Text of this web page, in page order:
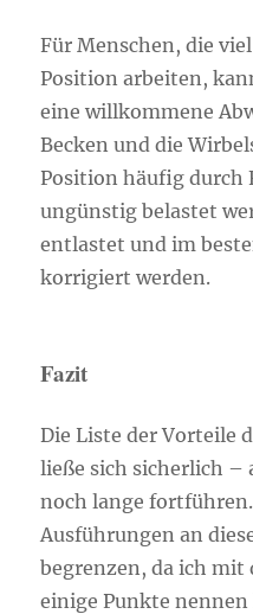
Für Menschen, die
Position arbeiten,
eine willkommene
Becken und die
Position häufig durch
ungünstig belastet
entlastet und im
korrigiert werden.
Fazit
Die Liste der Vorteile
ließe sich sicherlich
noch lange
Ausführungen an
begrenzen, da ich mit
einige Punkte